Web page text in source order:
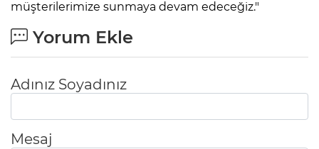
müşterilerimize sunmaya devam edeceğiz."
Yorum Ekle
Adınız Soyadınız
Mesaj